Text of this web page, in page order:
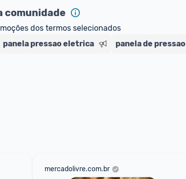
comunidade
dos termos selecionados
panela pressao eletrica panela de pressao
mercadolivre.com.br